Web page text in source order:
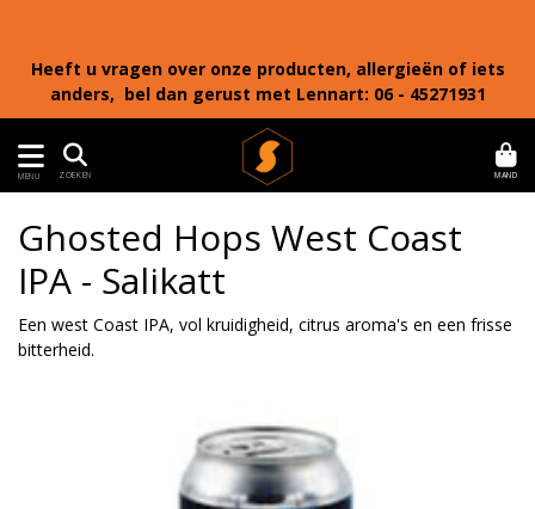
Heeft u vragen over onze producten, allergieën of iets
anders, bel dan gerust met Lennart: 06 - 45271931
MENU ZOEKEN MAND
Ghosted Hops West Coast
IPA - Salikatt
Een west Coast IPA, vol kruidigheid, citrus aroma's en een frisse
bitterheid.